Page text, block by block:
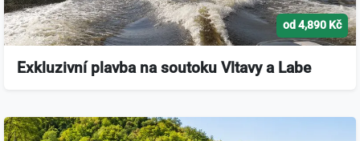
od 4,890 Kč
Exkluzivní plavba na soutoku Vltavy a Labe